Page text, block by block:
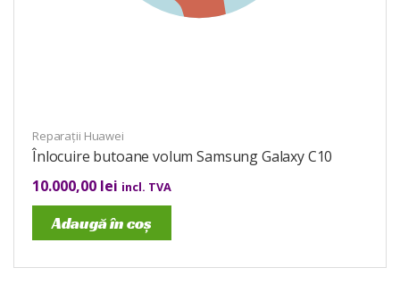
Reparații Huawei
Înlocuire butoane volum Samsung Galaxy C10
10.000,00 lei incl. TVA
Adaugă în coș